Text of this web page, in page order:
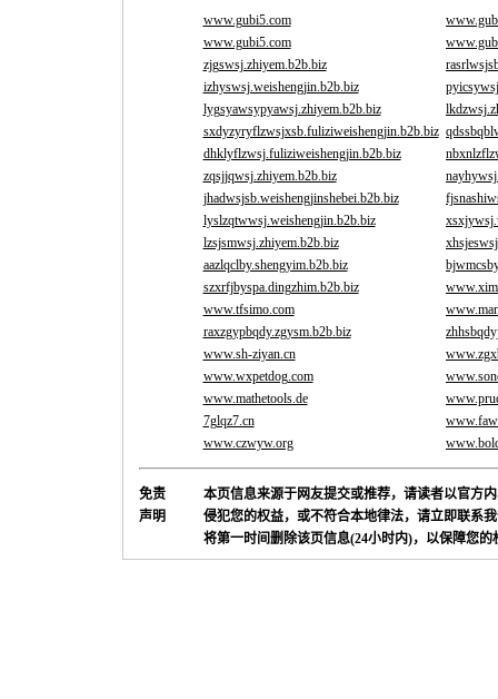
www.gubi5.com
www.gubi5.com
zjgswsj.zhiyem.b2b.biz
izhyswsj.weishengjin.b2b.biz
lygsyawsypyawsj.zhiyem.b2b.biz
sxdyzyryflzwsjxsb.fuliziweishengjin.b2b.biz
dhklyflzwsj.fuliziweishengjin.b2b.biz
zqsjjqwsj.zhiyem.b2b.biz
jhadwsjsb.weishengjinshebei.b2b.biz
lyslzqtwwsj.weishengjin.b2b.biz
lzsjsmwsj.zhiyem.b2b.biz
aazlqclby.shengyim.b2b.biz
szxrfjbyspa.dingzhim.b2b.biz
www.tfsimo.com
raxzgypbqdy.zgysm.b2b.biz
www.sh-ziyan.cn
www.wxpetdog.com
www.mathetools.de
7glqz7.cn
www.czwyw.org
免责
声明
本页信息来源于网友提交或推荐，请读者以官方
侵犯您的权益，或不符合本地律法，请立即联系
将第一时间删除该页信息(24小时内)，以保障您的